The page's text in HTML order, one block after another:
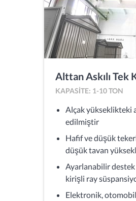
Alttan Askılı
KAPASITE: 1-10 TON
Alçak yükseklikteki
edilmiştir
Hafif ve düşük
düşük tavan
Ayarlanabilir destek
kirişli ray
Elektronik,